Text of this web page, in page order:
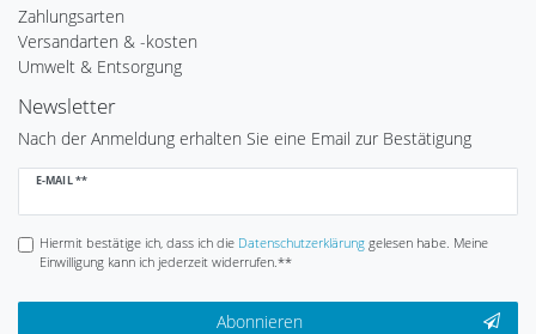
Zahlungsarten
Versandarten & -kosten
Umwelt & Entsorgung
Newsletter
Nach der Anmeldung erhalten Sie eine Email zur Bestätigung
E-MAIL **
Newsletter
Hiermit bestätige ich, dass ich die Daten­schutz­erklärunggelesen habe. Meine
Einwilligung kann ich jederzeit widerrufen.**
Abonnieren